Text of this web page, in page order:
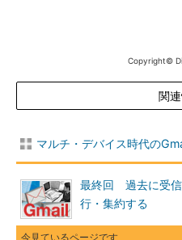
録し、それを差出人としてメールを送信
ルサーバー（この図ではexample.jp）
信することで、スパムフィルターで遮断
から送信されているように見える。
「～@gmail.com」以外のメ
登録する
Copyright©
関
マルチ・デバイス時代の
最終回 過去に受信
行・集約する